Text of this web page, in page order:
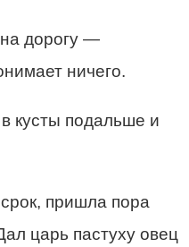
дорогу —
ничего.
кусты подальше и
пришла пора
царь пастуху овец